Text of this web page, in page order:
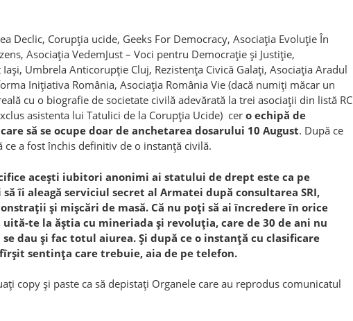
Declic, Corupția ucide, Geeks For Democracy, Asociația Evoluție În
Asociația VedemJust – Voci pentru Democrație și Justiție,
Iași, Umbrela Anticorupție Cluj, Rezistența Civică Galați, Asociația Aradul
Inițiativa România, Asociația România Vie (dacă numiți măcar un
cu o biografie de societate civilă adevărată la trei asociații din listă RC
asistenta lui Tatulici de la Corupția Ucide) cer o echipă de
să se ocupe doar de anchetarea dosarului 10 August. După ce
ce a fost închis definitiv de o instanță civilă.
acești iubitori anonimi ai statului de drept este ca pe
îi aleagă serviciul secret al Armatei după consultarea SRI,
și mișcări de masă. Că nu poți să ai încredere în orice
te la ăștia cu mineriada și revoluția, care de 30 de ani nu
dau și fac totul aiurea. Și după ce o instanță cu clasificare
sentința care trebuie, aia de pe telefon.
copy și paste ca să depistați Organele care au reprodus comunicatul